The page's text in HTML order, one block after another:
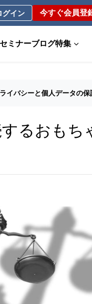
グイン 今すぐ会員登
セミナーブログ特集
イバシーと個人データの保
るおもち